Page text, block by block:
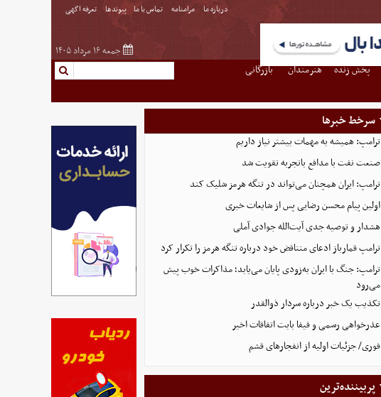
درباره ما مرامنامه تماس با ما پیوندها تعرفه اگهی
جمعه ۱۶ مرداد ۱۴۰۵
پخش زنده هنرمندان
بازرگانی
سرخط خبرها
ترامپ: همیشه به مهمات بیشتر نیاز داریم
صنعت نفت با مدافع باتجربه تقویت شد
ترامپ: ایران همچنان می‌تواند در تنگه هرمز شلیک کند
اولین پیام محسن رضایی پس از شایعات خبری
هشدار و توصیه جدی آیت‌الله جوادی آملی
ترامپ قمارباز ادعای متناقض خود درباره تنگه هرمز را تکرار کرد
ترامپ: جنگ با ایران به‌زودی پایان می‌یابد؛ مذاکرات خوب پیش
می‌رود
تکذیب یک خبر درباره سردار ذوالقدر
عذرخواهی رسمی و فیفا بابت اتفاقات اخیر
فوری/ جزئیات اولیه از انفجارهای قشم
پربیننده‌ترین